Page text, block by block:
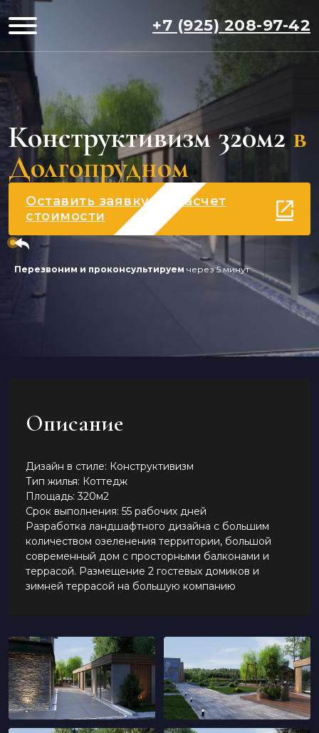
+7 (925) 208-97-42
Конструктивизм 320м2 в
Долгопрудном
Оставить заявку на расчет
стоимости
Перезвоним и проконсультируем через 5 минут
Описание
Дизайн в стиле: Конструктивизм
Тип жилья: Коттедж
Площадь: 320м2
Срок выполнения: 55 рабочих дней
Разработка ландшафтного дизайна с большим
количеством озеленения территории, большой
современный дом с просторными балконами и
террасой. Размещение 2 гостевых домиков и
зимней террасой на большую компанию